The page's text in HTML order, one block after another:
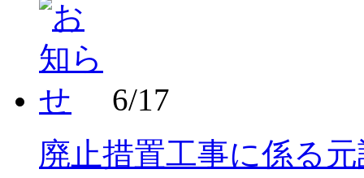
6/17
廃止措置工事に係る